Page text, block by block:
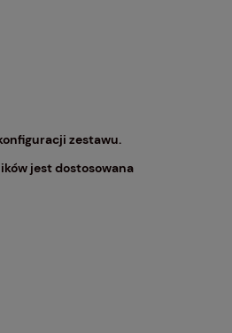
zestawu.
jest dostosowana